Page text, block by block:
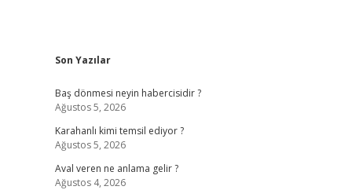
Sidebar
Son Yazılar
Baş dönmesi neyin habercisidir ?
Ağustos 5, 2026
Karahanlı kimi temsil ediyor ?
Ağustos 5, 2026
Aval veren ne anlama gelir ?
Ağustos 4, 2026
ilbet